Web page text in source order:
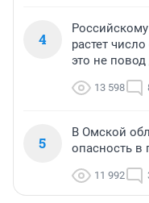
4
растет
это не
13 598
5
В Омской
опасность в
11 992